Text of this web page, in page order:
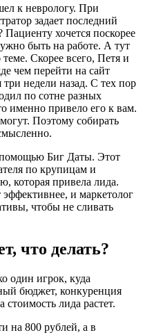
к неврологу. При
задает последний
хочется поскорее
быть на работе. А тут
Скорее всего, Петя и
чем перейти на сайт
недели назад. С тех пор
по сотне разных
именно привело его к вам.
Поэтому собирать
Биг Даты. Этот
по крупицам и
которая привела лида.
и маркетолог
чтобы не сливать
что делать?
один игрок, куда
бюджет, конкуренция
стоимость лида растет.
на 800 рублей, а в